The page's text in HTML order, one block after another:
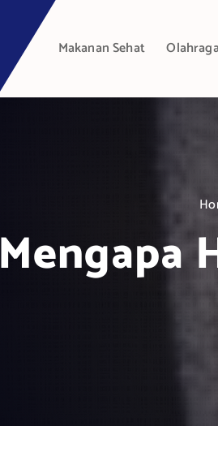
Makanan Sehat
Mengapa